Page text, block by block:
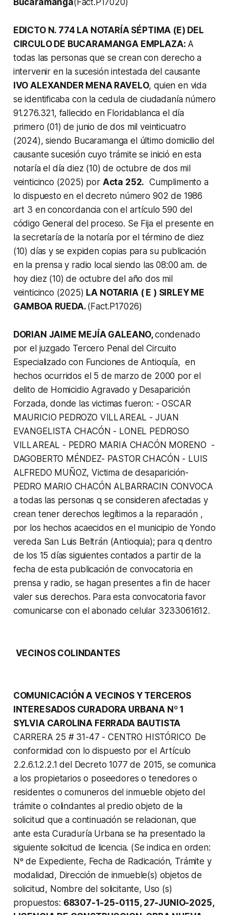
EDICTO N. 774 LA NOTARÍA SÉPTIMA (E) DEL
CIRCULO DE BUCARAMANGA EMPLAZA: A
todas las personas que se crean con derecho a
intervenir en la sucesión intestada del causante
IVO ALEXANDER MENA RAVELO, quien en vida
se identificaba con la cedula de ciudadanía número
91.276.321, fallecido en Floridablanca el día
primero (01) de junio de dos mil veinticuatro
(2024), siendo Bucaramanga el último domicilio del
causante sucesión cuyo trámite se inició en esta
notaría el día diez (10) de octubre de dos mil
veinticinco (2025) por Acta 252. Cumplimento a
lo dispuesto en el decreto número 902 de 1986
art 3 en concordancia con el artículo 590 del
código General del proceso. Se Fija el presente en
la secretaría de la notaría por el término de diez
(10) días y se expiden copias para su publicación
en la prensa y radio local siendo las 08:00 am. de
hoy diez (10) de octubre del año dos mil
veinticinco (2025) LA NOTARIA ( E ) SIRLEY ME
GAMBOA RUEDA. (Fact.P17026)
DORIAN JAIME MEJÍA GALEANO,condenado
por el juzgado Tercero Penal del Circuito
Especializado con Funciones de Antioquía, en
hechos ocurridos el 5 de marzo de 2000 por el
delito de Homicidio Agravado y Desaparición
Forzada, donde las victimas fueron: - OSCAR
MAURICIO PEDROZO VILLAREAL - JUAN
EVANGELISTA CHACÓN - LONEL PEDROSO
VILLAREAL - PEDRO MARIA CHACÓN MORENO -
DAGOBERTO MÉNDEZ- PASTOR CHACÓN - LUIS
ALFREDO MUÑOZ, Victima de desaparición-
PEDRO MARIO CHACÓN ALBARRACIN CONVOCA
a todas las personas q se consideren afectadas y
crean tener derechos legítimos a la reparación ,
por los hechos acaecidos en el municipio de Yondo
vereda San Luis Beltrán (Antioquia); para q dentro
de los 15 días siguientes contados a partir de la
fecha de esta publicación de convocatoria en
prensa y radio, se hagan presentes a fin de hacer
valer sus derechos. Para esta convocatoria favor
comunicarse con el abonado celular 3233061612.
VECINOS COLINDANTES
COMUNICACIÓN A VECINOS Y TERCEROS
INTERESADOS CURADORA URBANA Nº 1
SYLVIA CAROLINA FERRADA BAUTISTA
CARRERA 25 # 31-47 - CENTRO HISTÓRICO De
conformidad con lo dispuesto por el Artículo
2.2.6.1.2.2.1 del Decreto 1077 de 2015, se comunica
a los propietarios o poseedores o tenedores o
residentes o comuneros del inmueble objeto del
trámite o colindantes al predio objeto de la
solicitud que a continuación se relacionan, que
ante esta Curaduría Urbana se ha presentado la
siguiente solicitud de licencia. (Se indica en orden:
Nº de Expediente, Fecha de Radicación, Trámite y
modalidad, Dirección de inmueble(s) objetos de
solicitud, Nombre del solicitante, Uso (s)
propuestos: 68307-1-25-0115, 27-JUNIO-2025,